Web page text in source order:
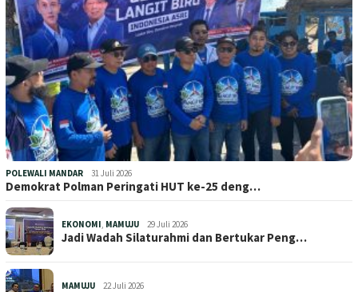
POLEWALI MANDAR 31 Juli 2026
Demokrat Polman Peringati HUT ke-25 deng…
EKONOMI, MAMUJU 29 Juli 2026
Jadi Wadah Silaturahmi dan Bertukar Peng…
MAMUJU 22 Juli 2026